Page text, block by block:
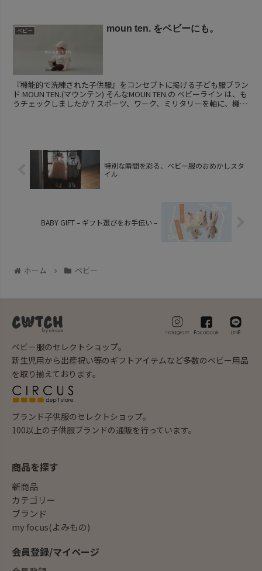
ベビー moun ten. をベビーにも。
『機能的で洗練された子供服』をコンセプトに掲げる子ども服ブラン
ド MOUN TEN.(マウンテン) そんなMOUN TEN.の ベビーライン は、も
うチェックしましたか？スポーツ、ワーク、ミリタリーを軸に、機能
特別な瞬間を彩る、ベビー服のおめかしスタ
イル
BABY GIFT – ギフト選びをお手伝い –
ホーム ベビー
ベビー服のセレクトショップ。
新生児用から出産祝い等のギフトアイテムなど多数のベビー用品
を取り揃えております。
ブランド子供服のセレクトショップ。
100以上の子供服ブランドの通販を行っています。
商品を探す
新商品
カテゴリー
ブランド
my focus(よみもの)
会員登録/マイページ